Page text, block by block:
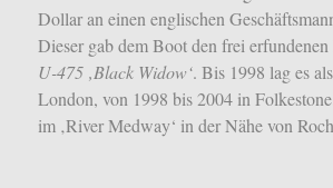
Dollar an einen englischen
Dieser gab dem Boot den frei erfundenen
U-475 ‚Black Widow‘. Bis 1998 lag es
London, von 1998 bis 2004 in
im ‚River Medway‘ in der Nähe von